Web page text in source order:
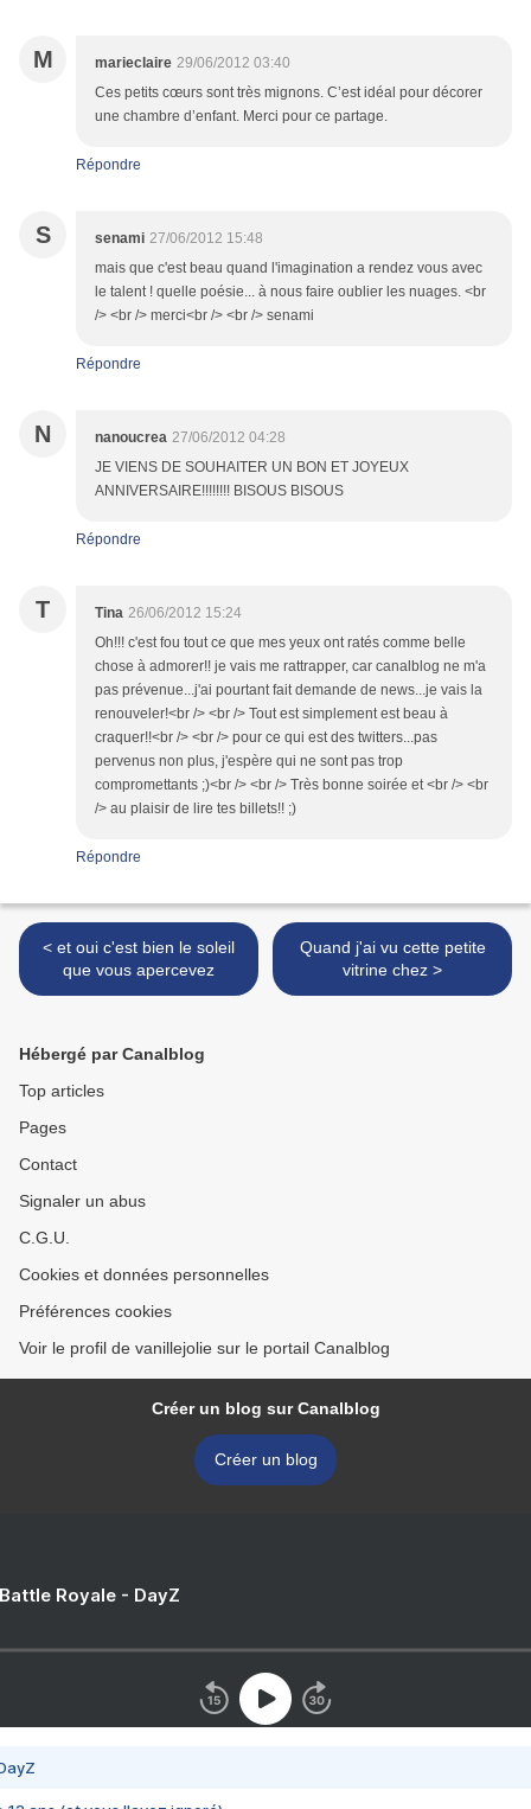
M marieclaire 29/06/2012 03:40
Ces petits cœurs sont très mignons. C’est idéal pour décorer
une chambre d’enfant. Merci pour ce partage.
Répondre
S senami 27/06/2012 15:48
mais que c'est beau quand l'imagination a rendez vous avec
le talent ! quelle poésie... à nous faire oublier les nuages. <br
/> <br /> merci<br /> <br /> senami
Répondre
N nanoucrea 27/06/2012 04:28
JE VIENS DE SOUHAITER UN BON ET JOYEUX
ANNIVERSAIRE!!!!!!!! BISOUS BISOUS
Répondre
T Tina 26/06/2012 15:24
Oh!!! c'est fou tout ce que mes yeux ont ratés comme belle
chose à admorer!! je vais me rattrapper, car canalblog ne m'a
pas prévenue...j'ai pourtant fait demande de news...je vais la
renouveler!<br /> <br /> Tout est simplement est beau à
craquer!!<br /> <br /> pour ce qui est des twitters...pas
pervenus non plus, j'espère qui ne sont pas trop
compromettants ;)<br /> <br /> Très bonne soirée et <br /> <br
/> au plaisir de lire tes billets!! ;)
Répondre
< et oui c'est bien le soleil
que vous apercevez
Quand j'ai vu cette petite
vitrine chez >
Hébergé par Canalblog
Top articles
Pages
Contact
Signaler un abus
C.G.U.
Cookies et données personnelles
Préférences cookies
Voir le profil de vanillejolie sur le portail Canalblog
Créer un blog sur Canalblog
Créer un blog
Royale - DayZ